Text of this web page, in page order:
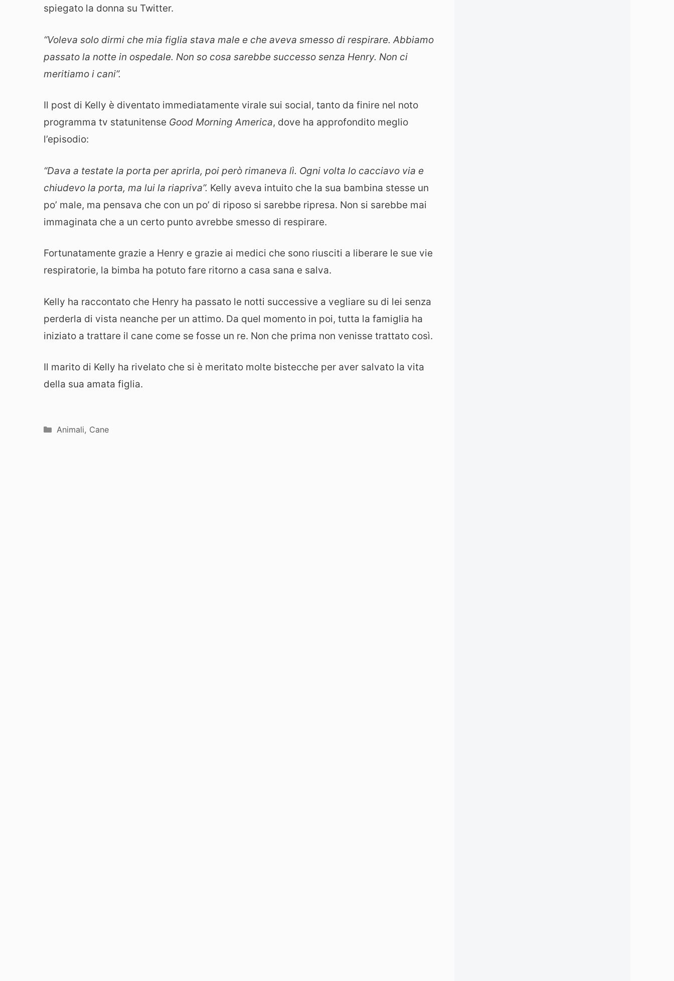
spiegato la donna su Twitter.
“Voleva solo dirmi che mia figlia stava male e che aveva smesso di respirare. Abbiamo
passato la notte in ospedale. Non so cosa sarebbe successo senza Henry. Non ci
meritiamo i cani”.
Il post di Kelly è diventato immediatamente virale sui social, tanto da finire nel noto
programma tv statunitense Good Morning America, dove ha approfondito meglio
l’episodio:
“Dava a testate la porta per aprirla, poi però rimaneva lì. Ogni volta lo cacciavo via e
chiudevo la porta, ma lui la riapriva”. Kelly aveva intuito che la sua bambina stesse un
po’ male, ma pensava che con un po’ di riposo si sarebbe ripresa. Non si sarebbe mai
immaginata che a un certo punto avrebbe smesso di respirare.
Fortunatamente grazie a Henry e grazie ai medici che sono riusciti a liberare le sue vie
respiratorie, la bimba ha potuto fare ritorno a casa sana e salva.
Kelly ha raccontato che Henry ha passato le notti successive a vegliare su di lei senza
perderla di vista neanche per un attimo. Da quel momento in poi, tutta la famiglia ha
iniziato a trattare il cane come se fosse un re. Non che prima non venisse trattato così.
Il marito di Kelly ha rivelato che si è meritato molte bistecche per aver salvato la vita
della sua amata figlia.
Categorie
Animali, Cane